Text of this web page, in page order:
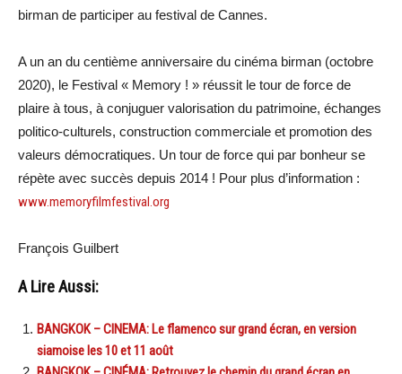
birman de participer au festival de Cannes.
A un an du centième anniversaire du cinéma birman (octobre
2020), le Festival « Memory ! » réussit le tour de force de
plaire à tous, à conjuguer valorisation du patrimoine, échanges
politico-culturels, construction commerciale et promotion des
valeurs démocratiques. Un tour de force qui par bonheur se
répète avec succès depuis 2014 ! Pour plus d’information :
www.memoryfilmfestival.org
François Guilbert
A Lire Aussi:
BANGKOK – CINEMA: Le flamenco sur grand écran, en version
siamoise les 10 et 11 août